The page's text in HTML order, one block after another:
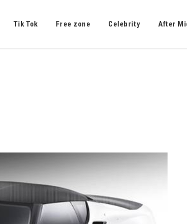
Tik Tok Free zone Celebrity After